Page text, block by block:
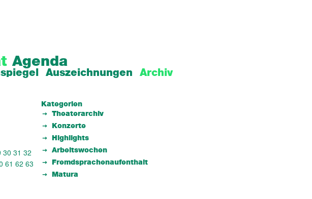
Auszeichnungen Archiv
Agenda
30 31 32
61 62 63
Kategorien
Theaterarchiv
Konzerte
Highlights
Arbeitswochen
Fremdsprachenaufenthalt
Matura